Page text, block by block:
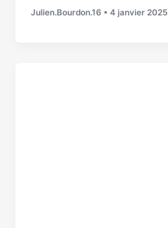
Julien.Bourdon.16 •4 janvier 2025